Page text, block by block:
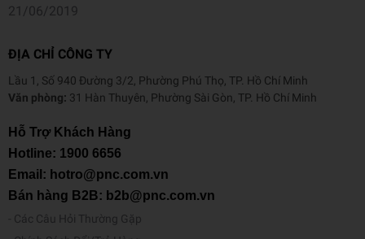
21/06/2019
ĐỊA CHỈ CÔNG TY
Lầu 1, Số 940 Đường 3/2, Phường Phú Thọ, TP. Hồ Chí Minh
Văn phòng: 31 Hàn Thuyên, Phường Sài Gòn, TP. Hồ Chí Minh
Hỗ Trợ Khách Hàng
Hotline: 1900 6656
Email: hotro@pnc.com.vn
Bán hàng B2B: b2b@pnc.com.vn
Các Câu Hỏi Thường Gặp